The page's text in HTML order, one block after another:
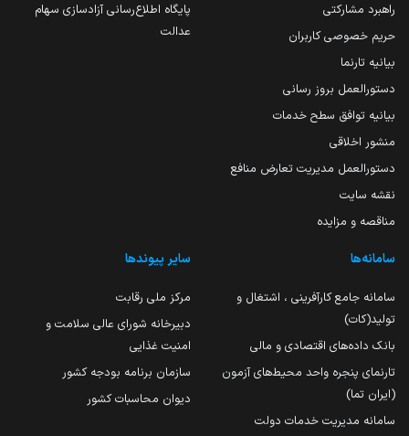
راهبرد مشارکتی
حریم خصوصی کاربران
بیانیه تارنما
دستورالعمل بروز رسانی
بیانیه توافق سطح خدمات
منشور اخلاقی
دستورالعمل مدیریت تعارض منافع
نقشه سایت
مناقصه و مزایده
پایگاه اطلاع‌رسانی آزادسازی سهام
عدالت
سامانه‌ها
سامانه جامع کارآفرینی ، اشتغال و
تولید(کات)
بانک داده‌های اقتصادی و مالی
تارنمای پنجره واحد محیط‌های آزمون
(ایران تما)
سامانه مدیریت خدمات دولت
سایر پیوندها
مرکز ملی رقابت
دبیرخانه شورای عالی سلامت و
امنیت غذایی
سازمان برنامه بودجه کشور
دیوان محاسبات کشور